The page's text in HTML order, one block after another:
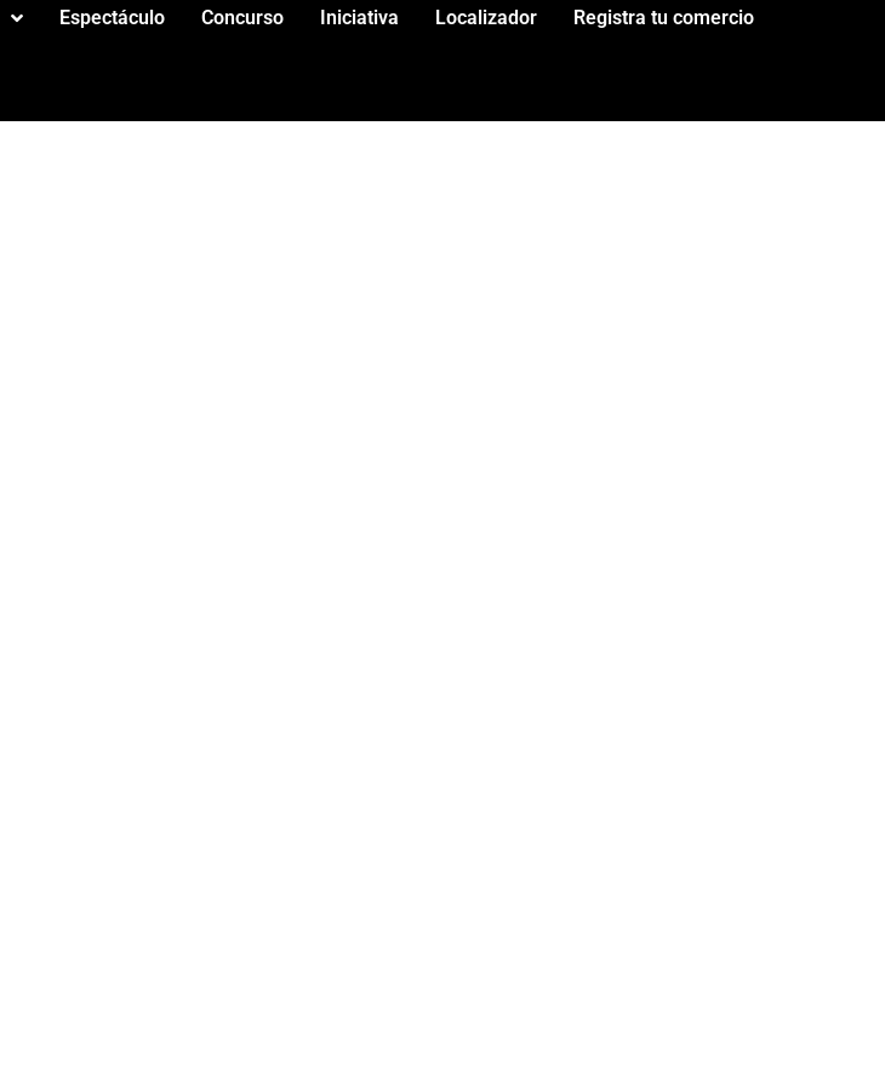
Espectáculo Concurso Iniciativa Localizador Registra tu comercio